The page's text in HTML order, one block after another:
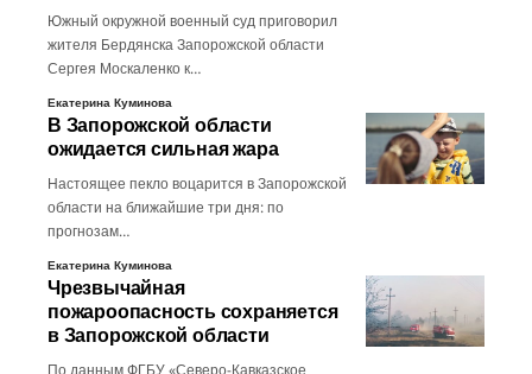
Южный окружной военный суд приговорил
жителя Бердянска Запорожской области
Сергея Москаленко к…
Екатерина Куминова
В Запорожской области
ожидается сильная жара
Настоящее пекло воцарится в Запорожской
области на ближайшие три дня: по
прогнозам…
Екатерина Куминова
Чрезвычайная
пожароопасность сохраняется
в Запорожской области
По данным ФГБУ «Северо-Кавказское